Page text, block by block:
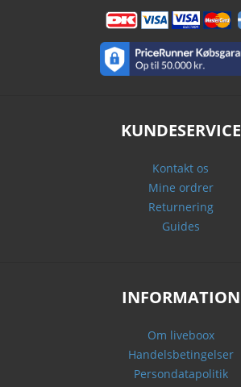
KUNDESERVICE
Kontakt os
Mine ordrer
Returnering
Guides
INFORMATION
Om liveboox
Handelsbetingelser
Persondatapolitik